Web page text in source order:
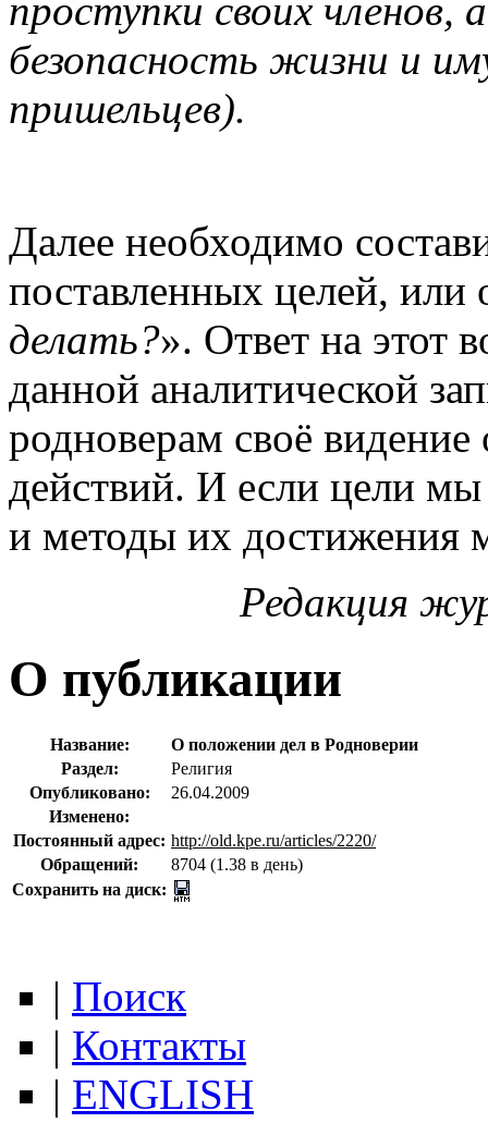
проступки своих членов,
безопасность жизни и
пришельцев).
Далее необходимо
поставленных целей, или
делать?». Ответ на этот
данной аналитической
родноверам своё
действий. И если цели
и методы их достижения
Редакция
О публикации
Название:
О положении дел в Родноверии
Раздел:
Религия
Опубликовано:
26.04.2009
Изменено:
Постоянный адрес: http://old.kpe.ru/articles/2220/
Обращений:
8704 (1.38 в день)
Сохранить на диск:
| Поиск
| Контакты
| ENGLISH